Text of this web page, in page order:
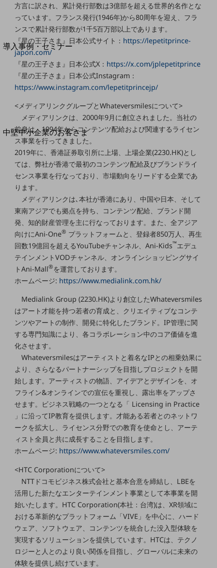
別ウィンドウで開きます
サービスをご利用中のお客さま
導入事例・セミナー
導入事例TOP
最新の導入事例や注目の導入事例をご紹介します
セミナー
開催・出展する各種セミナー、イベント情報をご紹介します
別ウィンドウで開きます
中堅中小企業のお客さま
NTTドコモビジネスウォッチ
ビジネスお役立ち情報
旬な話題やお役立ち資料などDXの課題を
解決するヒントをお届けする記事サイト
新着記事
お役立ち資料ダウンロード
トレンド記事特集
IT用語集
中堅中小企業向け
サービス・ソリューション
課題やニーズに合ったサービスをご紹介し、
中堅中小企業のビジネスをサポート！
お悩みから見つける
お悩みから見つけるTOP
ネットワーク
モバイル・音声
バックオフィス
リモート・ハイブリッドワーク
セキュリティ
その他のお悩みはこちら
業界から見つける
業界から見つけるTOP
製造業
小売・卸売業
運輸業
地域産業
その他の業界はこちら
ゲーム感覚で見つける
ビジネスお悩み診断
NTTドコモビジネス
オンラインショップ
方言に訳され、累計発行部数は3億部を超える世界的名作とな
っています。フランス発行(1946年)から80周年を迎え、フラ
ンスで累計発行部数が1千5百万部以上であります。
『星の王子さま』日本公式サイト： https://lepetitprince-
japon.com/
『星の王子さま』日本公式X： https://x.com/jplepetitprince
『星の王子さま』日本公式Instagram：
https://www.instagram.com/lepetitprincejp/
<メディアリンクグループとWhateversmilesについて>
メディアリンクは、2000年9月に創立されました。当社の
前身は、1994年からコンテンツ配給および関連するライセン
ス事業を行ってきました。
2019年に、香港証券取引所に上場、上場企業(2230.HK)とし
ては、弊社が香港で最初のコンテンツ配給及びブランドライ
センス事業を行なっており、市場動向をリードする企業であ
ります。
メディアリンクは､本社が香港にあり、中国や日本、そして
東南アジアでも拠点を持ち、コンテンツ配給、ブランド開
発、知的財産管理を主に行なっております。また、全アジア
向けにAni-One® プラットフォームと、登録者850万人、再生
回数19億回を超えるYouTubeチャンネル、Ani-Kids™エデュ
テインメントVODチャンネル、オンラインショッピングサイ
トAni-Mall®を運営しております。
ホームページ: https://www.medialink.com.hk/
Medialink Group (2230.HK)より創立したWhateversmiles
はアート才能を持つ若者の育成と、クリエイティブなコンテ
ンツやアートの制作、開発に特化したブランド。IP管理に関
する専門知識により、各コラボレーション中のコア価値を進
化させます。
Whateversmilesはアーティストと着名なIPとの相乗効果に
より、さらなるパートナーシップを目指しプロジェクトを開
始します。アーティストの物語、アイデアとデザインを、オ
フライン&オンラインでの宣伝を重視し、露出率をアップさ
せます。ビジネス戦略の一つとなる「 Licensing in Practice
」に沿ってIP教育を提供します。才能ある若者とのネットワ
ークを拡大し、ライセンス分野での教育を使命とし、アーテ
ィスト全員と共に成長することを目指します。
ホームページ: https://www.whateversmiles.com/
<HTC Corporationについて>
NTTドコモビジネス株式会社と基本合意を締結し、LBEを
活用した新たなエンターテインメント事業として本事業を開
始いたします。HTC Corporation(本社：台湾)は、XR領域に
おける革新的なプラットフォーム「VIVE」を中心に、ハード
ウェア、ソフトウェア、コンテンツを統合した没入型体験を
実現するソリューションを提供しています。HTCは、テクノ
ロジーと人とのより良い関係を目指し、グローバルに未来の
体験を提供し続けています。